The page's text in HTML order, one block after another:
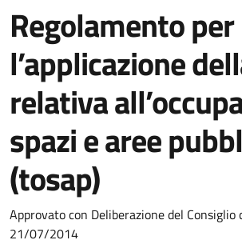
Regolamento per
l’applicazione
relativa
spazi e aree
(tosap)
Dettagli del documento
Approvato con Deliberazione del Consiglio
21/07/2014